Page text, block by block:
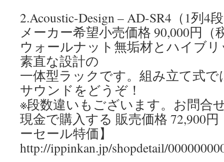
2.Acoustic-Design – AD-SR4（1列4
メーカー希望小売価格 90,000円（
ウォールナット無垢材とハイブ
素直な設計の
一体型ラックです。組み立て式
サウンドをどうぞ！
※段数違いもございます。お問合
現金で購入する 販売価格 72,900
ーセール特価】
http://ippinkan.jp/shopdetail/